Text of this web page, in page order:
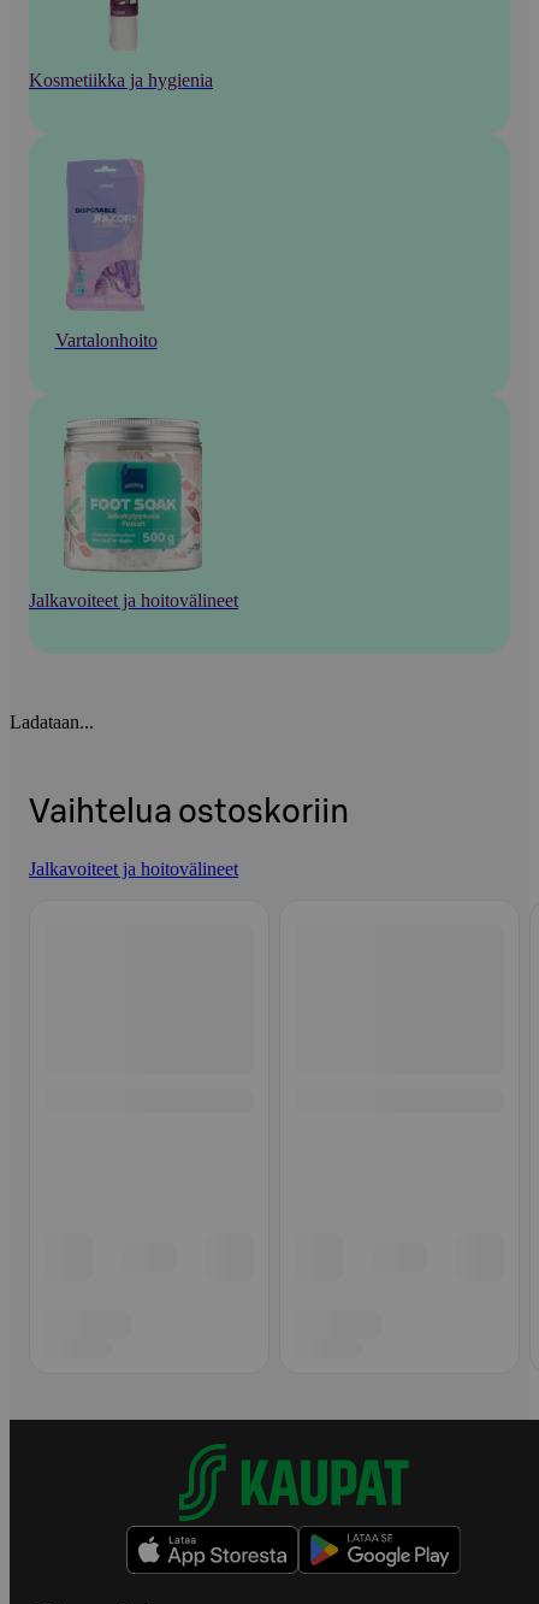
Kosmetiikka ja hygienia
Vartalonhoito
Jalkavoiteet ja hoitovälineet
Ladataan...
Vaihtelua ostoskoriin
Jalkavoiteet ja hoitovälineet